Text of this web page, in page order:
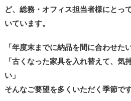
ど、総務・オフィス担当者様にとっ
いています。
「年度末までに納品を間に合わせたい
「古くなった家具を入れ替えて、気
い」
そんなご要望を多くいただく季節です